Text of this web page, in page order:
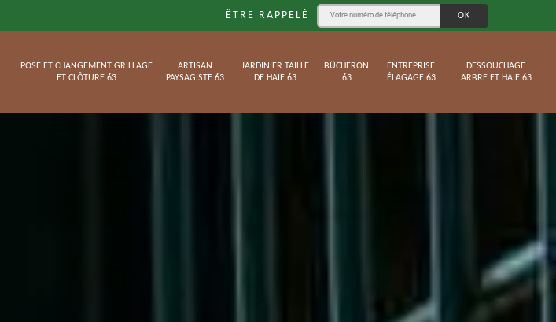
ÊTRE RAPPELÉ
POSE ET CHANGEMENT GRILLAGE
ET CLÔTURE 63
ARTISAN
PAYSAGISTE 63
JARDINIER TAILLE
DE HAIE 63
BÛCHERON
63
ENTREPRISE
ÉLAGAGE 63
DESSOUCHAGE
ARBRE ET HAIE 63